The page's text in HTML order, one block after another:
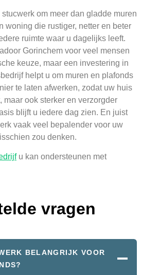
om meer dan gladde muren
woning die rustiger, netter en beter
ruimte waar u dagelijks leeft.
Gorinchem voor veel mensen
keuze, maar een investering in
helpt u om muren en plafonds
te laten afwerken, zodat uw huis
maar ook sterker en verzorgder
blijft u iedere dag zien. En juist
vaak veel bepalender voor uw
zou denken.
u kan ondersteunen met
vragen
BELANGRIJK VOOR